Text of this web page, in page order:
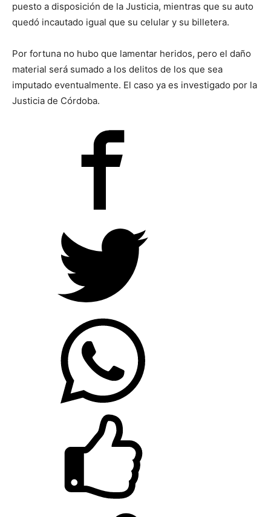
puesto a disposición de la Justicia, mientras que su auto
quedó incautado igual que su celular y su billetera.
Por fortuna no hubo que lamentar heridos, pero el daño
material será sumado a los delitos de los que sea
imputado eventualmente. El caso ya es investigado por la
Justicia de Córdoba.